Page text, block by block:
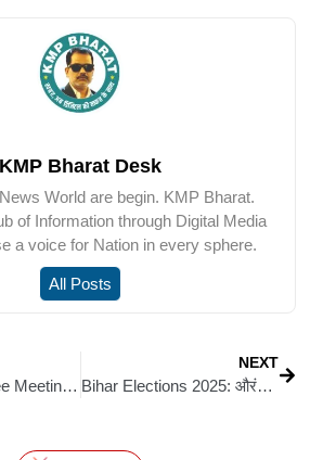
KMP Bharat Desk
World are begin. KMP Bharat.
of Information through Digital Media
a voice for Nation in every sphere.
All Posts
Peace Committee Meeting: चेहल्लुम, जन्माष्टमी और महावीरी झंडा मेला पर सिवान में चौकसी
NEXT
Bihar Elections 2025: औरंगाबाद में आसपा–भीम आर्मी का सम्मेलन: बिहार में तीसरे मोर्चे की कवायद तेज, आसपा–AIMIM समेत छोटे दल मिलाएंगे हाथ